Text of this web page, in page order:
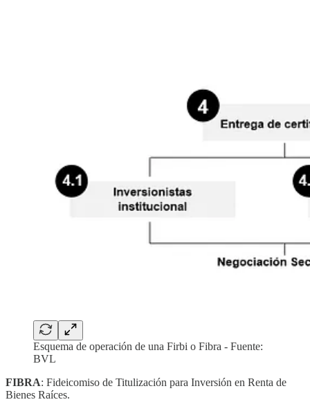
Esquema de operación de una Firbi o Fibra - Fuente:
BVL
FIBRA: Fideicomiso de Titulización para Inversión en Renta de
Bienes Raíces.